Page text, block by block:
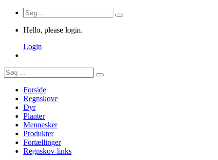
Hello, please login.
Login
Forside
Regnskove
Dyr
Planter
Mennesker
Produkter
Fortællinger
Regnskov-links